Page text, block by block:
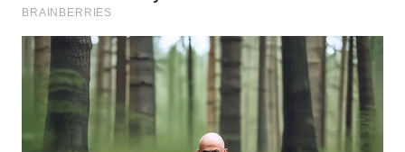
KALSEL
WN
KALTIM
SULSEL